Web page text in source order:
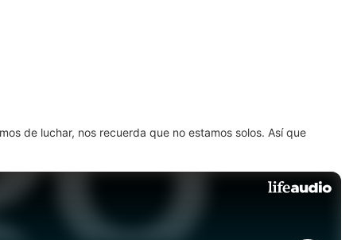
de luchar, nos recuerda que no estamos solos. Así que